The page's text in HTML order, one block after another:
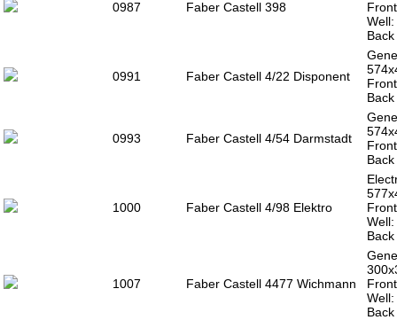
0987 Faber Castell 398
0991 Faber Castell 4/22 Disponent
0993 Faber Castell 4/54 Darmstadt
1000 Faber Castell 4/98 Elektro
1007 Faber Castell 4477 Wichmann